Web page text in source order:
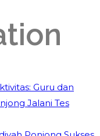
Guru dan
Jalani Tes